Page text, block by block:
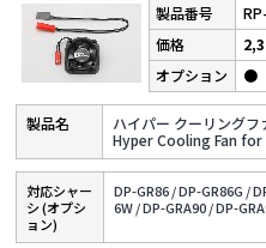
ハイパー クーリングフ
Hyper Cooling Fan
●
対応シャー
シ (オプシ
ョン)
DP-GR86 /DP-GR86G /
6W /DP-GRA90 /DP-